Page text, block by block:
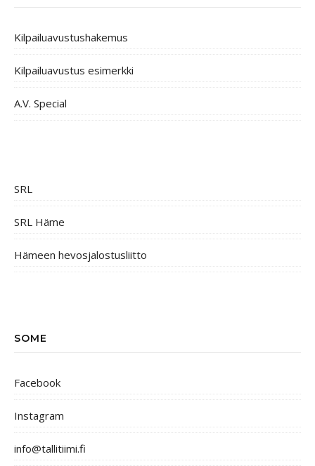
Kilpailuavustushakemus
Kilpailuavustus esimerkki
A.V. Special
SRL
SRL Häme
Hämeen hevosjalostusliitto
SOME
Facebook
Instagram
info@tallitiimi.fi